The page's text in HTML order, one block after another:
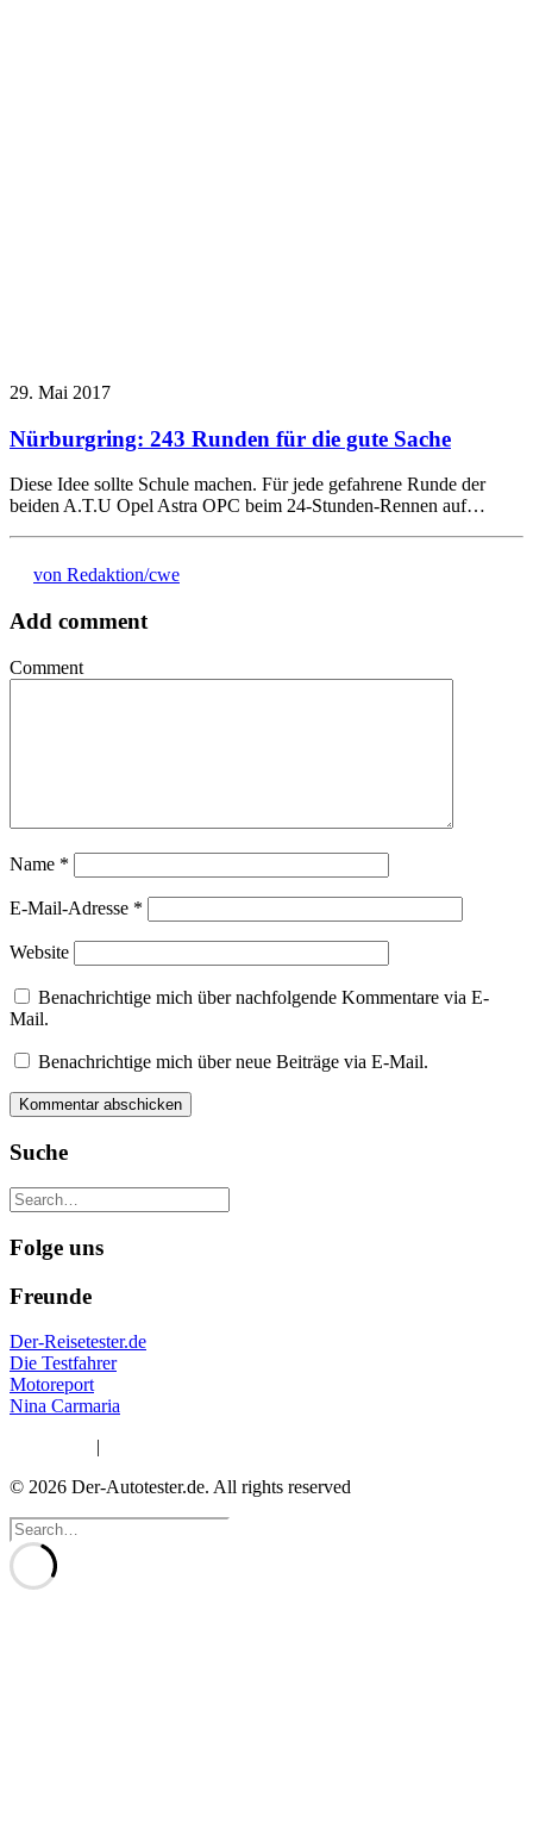
29. Mai 2017
Nürburgring: 243 Runden für die gute Sache
Diese Idee sollte Schule machen. Für jede gefahrene Runde der
beiden A.T.U Opel Astra OPC beim 24-Stunden-Rennen auf…
von Redaktion/cwe
Add comment
Comment
Name *
E-Mail-Adresse *
Website
Benachrichtige mich über nachfolgende Kommentare via E-
Mail.
Benachrichtige mich über neue Beiträge via E-Mail.
Suche
Folge uns
Freunde
Der-Reisetester.de
Die Testfahrer
Motoreport
Nina Carmaria
|
© 2026 Der-Autotester.de. All rights reserved